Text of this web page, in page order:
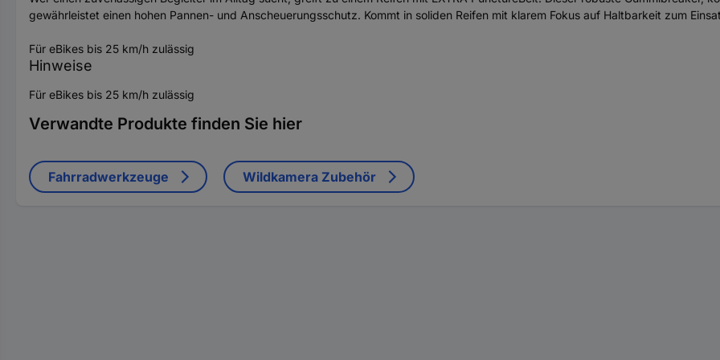
gewährleistet einen hohen Pannen- und Anscheuerungsschutz. Kommt in soliden Reifen mit klarem Fokus auf Haltbarkeit zum
Für eBikes bis 25 km/h zulässig
Hinweise
Für eBikes bis 25 km/h zulässig
Verwandte Produkte finden Sie hier
Fahrradwerkzeuge Wildkamera Zubehör